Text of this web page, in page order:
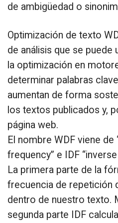
de ambigüedad o
Optimización de texto
de análisis que se puede
la optimización en
determinar palabras
aumentan de forma
los textos publicados y,
página web.
El nombre WDF viene
frequency” e IDF
La primera parte de la
frecuencia de repetición
dentro de nuestro texto.
segunda parte IDF